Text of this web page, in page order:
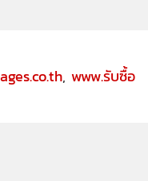
, www.รับซื้อ